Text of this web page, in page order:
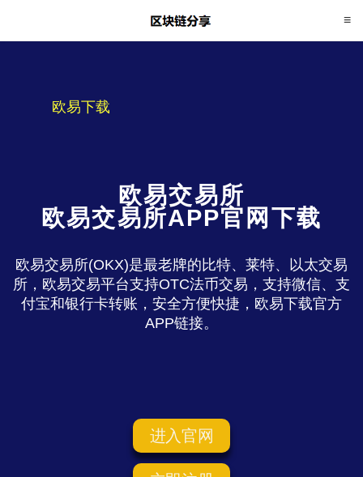
欧易下载
欧易交易所
欧易交易所APP官网下载
欧易交易所(OKX)是最老牌的比特、莱特、以太交易
所，欧易交易平台支持OTC法币交易，支持微信、支
付宝和银行卡转账，安全方便快捷，欧易下载官方
APP链接。
进入官网